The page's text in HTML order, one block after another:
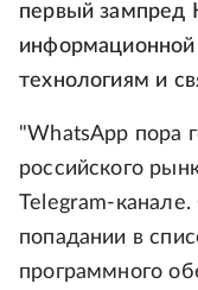
первый зампред
технологиям и
"WhatsApp пора
российского
Telegram-
попадании в
программного